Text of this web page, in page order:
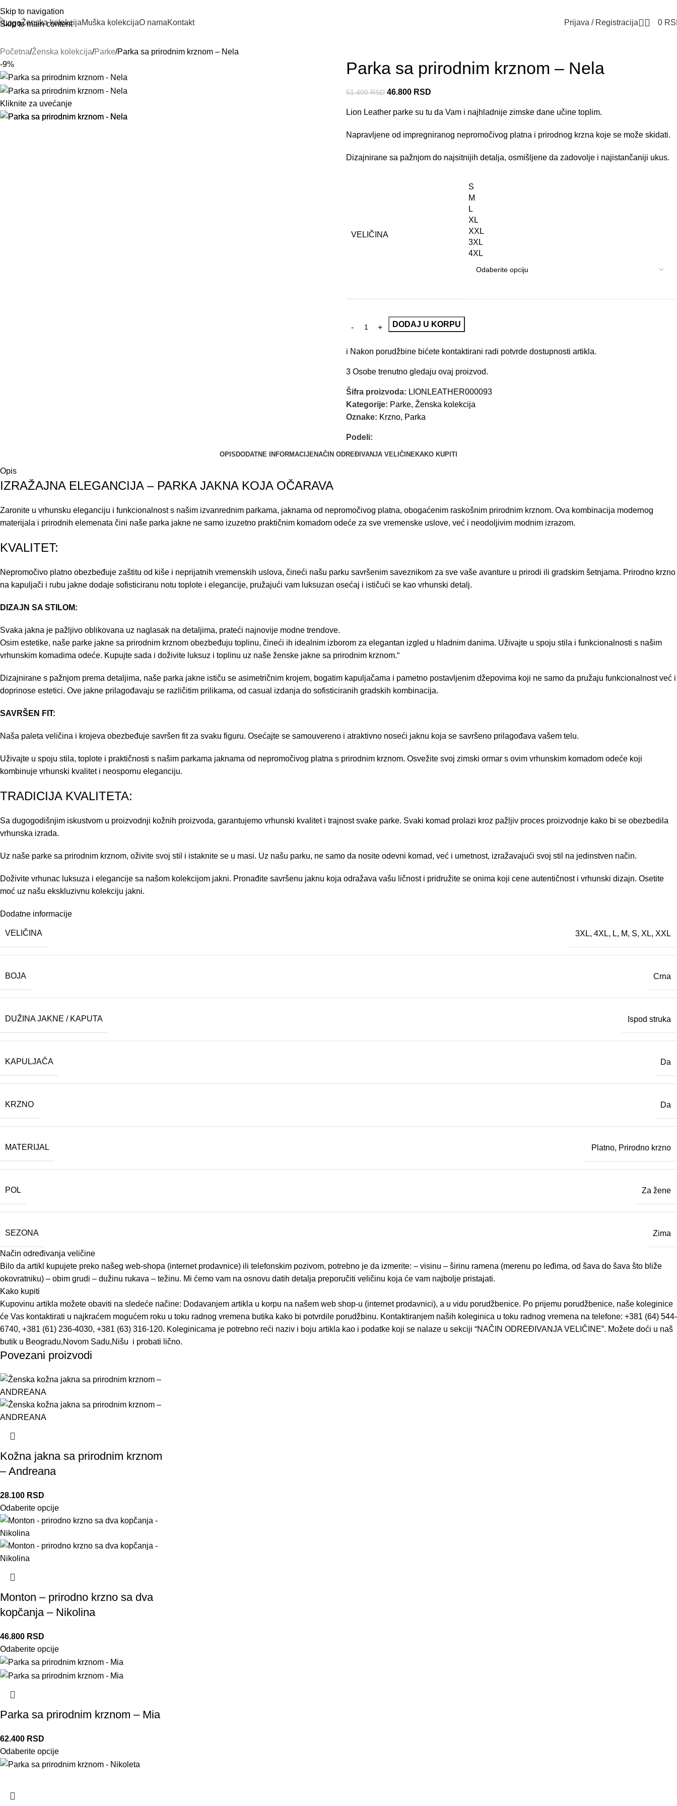
Skip to navigation
Skip to main content
Ženska kolekcijaMuška kolekcijaO namaKontakt Prijava / Registracija 0
Početna Ženska kolekcija Parke Parka sa prirodnim krznom – Nela
-9%
Kliknite za uvećanje
Parka sa prirodnim krznom – Nela
51.400RSD 46.800 RSD
Lion Leather parke su tu da Vam i najhladnije zimske dane učine toplim.
Napravljene od impregniranog nepromočivog platna i prirodnog krzna koje se može skidati.
Dizajnirane sa pažnjom do najsitnijih detalja, osmišljene da zadovolje i najistančaniji ukus.
VELIČINA
S
M
L
XL
XXL
3XL
4XL
DODAJ U KORPU
i Nakon porudžbine bićete kontaktirani radi potvrde dostupnosti artikla.
3 Osobe trenutno gledaju ovaj proizvod.
Šifra proizvoda: LIONLEATHER000093
Kategorije: Parke, Ženska kolekcija
Oznake: Krzno, Parka
Podeli:
OPISDODATNE INFORMACIJENAČIN ODREĐIVANJA VELIČINEKAKO KUPITI
Opis
IZRAŽAJNA ELEGANCIJA – PARKA JAKNA KOJA OČARAVA
Zaronite u vrhunsku eleganciju i funkcionalnost s našim izvanrednim parkama, jaknama od nepromočivog platna, obogaćenim raskošnim prirodnim krznom. Ova kombinacija modernog
materijala i prirodnih elemenata čini naše parka jakne ne samo izuzetno praktičnim komadom odeće za sve vremenske uslove, već i neodoljivim modnim izrazom.
KVALITET:
Nepromočivo platno obezbeđuje zaštitu od kiše i neprijatnih vremenskih uslova, čineći našu parku savršenim saveznikom za sve vaše avanture u prirodi ili gradskim šetnjama. Prirodno krzno
na kapuljači i rubu jakne dodaje sofisticiranu notu toplote i elegancije, pružajući vam luksuzan osećaj i ističući se kao vrhunski detalj.
DIZAJN SA STILOM:
Svaka jakna je pažljivo oblikovana uz naglasak na detaljima, prateći najnovije modne trendove.
Osim estetike, naše parke jakne sa prirodnim krznom obezbeđuju toplinu, čineći ih idealnim izborom za elegantan izgled u hladnim danima. Uživajte u spoju stila i funkcionalnosti s našim
vrhunskim komadima odeće. Kupujte sada i doživite luksuz i toplinu uz naše ženske jakne sa prirodnim krznom.“
Dizajnirane s pažnjom prema detaljima, naše parka jakne ističu se asimetričnim krojem, bogatim kapuljačama i pametno postavljenim džepovima koji ne samo da pružaju funkcionalnost već i
doprinose estetici. Ove jakne prilagođavaju se različitim prilikama, od casual izdanja do sofisticiranih gradskih kombinacija.
SAVRŠEN FIT:
Naša paleta veličina i krojeva obezbeđuje savršen fit za svaku figuru. Osećajte se samouvereno i atraktivno noseći jaknu koja se savršeno prilagođava vašem telu.
Uživajte u spoju stila, toplote i praktičnosti s našim parkama jaknama od nepromočivog platna s prirodnim krznom. Osvežite svoj zimski ormar s ovim vrhunskim komadom odeće koji
kombinuje vrhunski kvalitet i neospornu eleganciju.
TRADICIJA KVALITETA:
Sa dugogodišnjim iskustvom u proizvodnji kožnih proizvoda, garantujemo vrhunski kvalitet i trajnost svake parke. Svaki komad prolazi kroz pažljiv proces proizvodnje kako bi se obezbedila
vrhunska izrada.
Uz naše parke sa prirodnim krznom, oživite svoj stil i istaknite se u masi. Uz našu parku, ne samo da nosite odevni komad, već i umetnost, izražavajući svoj stil na jedinstven način.
Doživite vrhunac luksuza i elegancije sa našom kolekcijom jakni. Pronađite savršenu jaknu koja odražava vašu ličnost i pridružite se onima koji cene autentičnost i vrhunski dizajn. Osetite
moć uz našu ekskluzivnu kolekciju jakni.
Dodatne informacije
VELIČINA 3XL, 4XL, L, M, S, XL, XXL
BOJA Crna
DUŽINA JAKNE / KAPUTA Ispod struka
KAPULJAČA Da
KRZNO Da
MATERIJAL Platno, Prirodno krzno
POL Za žene
SEZONA Zima
Način određivanja veličine
Bilo da artikl kupujete preko našeg web-shopa (internet prodavnice) ili telefonskim pozivom, potrebno je da izmerite: – visinu – širinu ramena (merenu po leđima, od šava do šava što bliže
okovratniku) – obim grudi – dužinu rukava – težinu. Mi ćemo vam na osnovu datih detalja preporučiti veličinu koja će vam najbolje pristajati.
Kako kupiti
Kupovinu artikla možete obaviti na sledeće načine: Dodavanjem artikla u korpu na našem web shop-u (internet prodavnici), a u vidu porudžbenice. Po prijemu porudžbenice, naše koleginice
će Vas kontaktirati u najkraćem mogućem roku u toku radnog vremena butika kako bi potvrdile porudžbinu. Kontaktiranjem naših koleginica u toku radnog vremena na telefone: +381 (64) 544-
6740, +381 (61) 236-4030, +381 (63) 316-120. Koleginicama je potrebno reći naziv i boju artikla kao i podatke koji se nalaze u sekciji “NAČIN ODREĐIVANJA VELIČINE”. Možete doći u naš
butik u Beogradu,Novom Sadu,Nišu i probati lično.
Povezani proizvodi
Kožna jakna sa prirodnim krznom
– Andreana
28.100 RSD
Odaberite opcije
Monton – prirodno krzno sa dva
kopčanja – Nikolina
46.800 RSD
Odaberite opcije
Parka sa prirodnim krznom – Mia
62.400 RSD
Odaberite opcije